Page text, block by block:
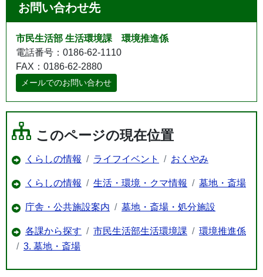
お問い合わせ先
市民生活部 生活環境課 環境推進係
電話番号：0186-62-1110
FAX：0186-62-2880
メールでのお問い合わせ
このページの現在位置
くらしの情報 ライフイベント おくやみ
くらしの情報 生活・環境・クマ情報 墓地・斎場
庁舎・公共施設案内 墓地・斎場・処分施設
各課から探す 市民生活部生活環境課
環境推進係
3. 墓地・斎場